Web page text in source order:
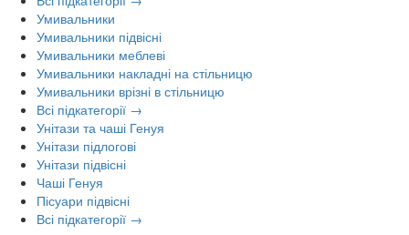
Умивальники
Умивальники підвісні
Умивальники меблеві
Умивальники накладні на стільницю
Умивальники врізні в стільницю
Всі підкатегорії →
Унітази та чаші Генуя
Унітази підлогові
Унітази підвісні
Чаші Генуя
Пісуари підвісні
Всі підкатегорії →